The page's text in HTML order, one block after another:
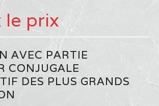
le prix
AVEC PARTIE
CONJUGALE
DES PLUS GRANDS